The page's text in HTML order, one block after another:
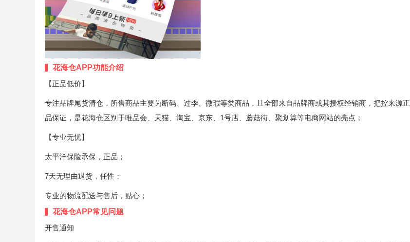
花海仓APP功能介绍
【正品低价】
专注品牌尾货清仓，所售商品主要为断码、过季、微瑕等类商品，且全部来自品牌商或其授权经销商，把控来源正
品保证，是花海仓区别于唯品会、天猫、淘宝、京东、1号店、蘑菇街、聚划算等电商网站的亮点；
【专业无忧】
太平洋保险承保，正品；
7天无理由退货，任性；
专业的物流配送与售后，贴心；
花海仓APP常见问题
开售通知